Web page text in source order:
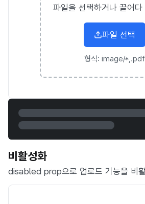
파일을 선택하거나 끌어다
파일 선택
형식: image/*,.pdf
비활성화
disabled prop으로 업로드 기능을 비